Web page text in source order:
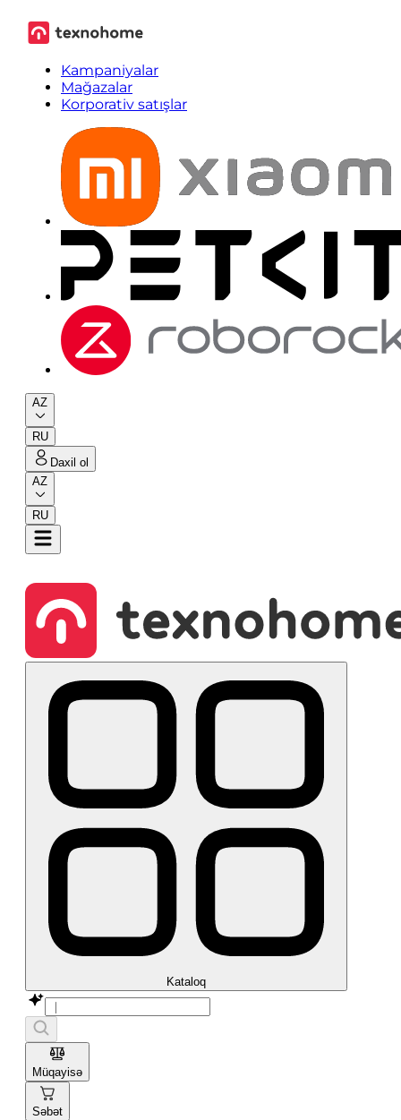
Kampaniyalar
Mağazalar
Korporativ satışlar
AZ
RU
Daxil ol
AZ
RU
Kataloq
Müqayisə
Səbət